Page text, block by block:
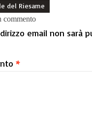
del Riesame
commento
email non sarà
*